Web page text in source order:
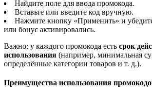
Найдите поле для ввода промокода.
Вставьте или введите код вручную.
Нажмите кнопку «Применить» и
или бонус активировались.
Важно: у каждого промокода есть срок
использования (например, минимальная
определённые категории товаров и т. д.).
Преимущества использования